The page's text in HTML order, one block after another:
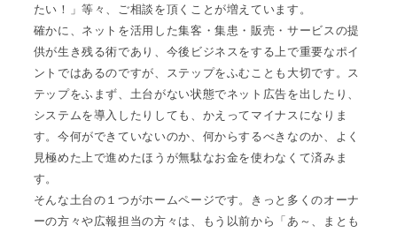
たい！」等々、ご相談を頂くことが増えています。
確かに、ネットを活用した集客・集患・販売・サービスの提
供が生き残る術であり、今後ビジネスをする上で重要なポイ
ントではあるのですが、ステップをふむことも大切です。ス
テップをふまず、土台がない状態でネット広告を出したり、
システムを導入したりしても、かえってマイナスになりま
す。今何ができていないのか、何からするべきなのか、よく
見極めた上で進めたほうが無駄なお金を使わなくて済みま
す。
そんな土台の１つがホームページです。きっと多くのオーナ
ーの方々や広報担当の方々は、もう以前から「あ～、まとも